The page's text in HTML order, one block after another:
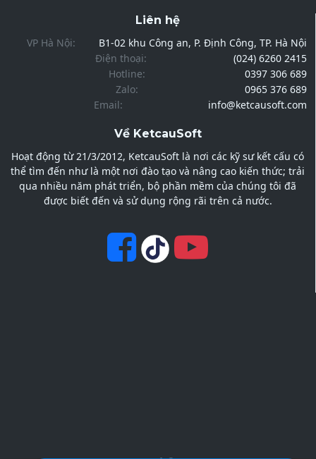
Liên hệ
VP Hà Nội:
B1-02 khu Công an, P. Định Công, TP. Hà Nội
Điện thoại:
(024) 6260 2415
Hotline:
0397 306 689
Zalo:
0965 376 689
Email:
info@ketcausoft.com
Về KetcauSoft
Hoạt động từ 21/3/2012, KetcauSoft là nơi các kỹ sư kết cấu có
thể tìm đến như là một nơi đào tạo và nâng cao kiến thức; trải
qua nhiều năm phát triển, bộ phần mềm của chúng tôi đã
được biết đến và sử dụng rộng rãi trên cả nước.